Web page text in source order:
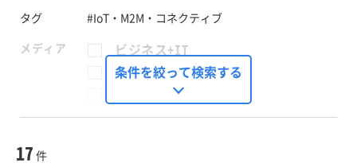
タグ
#IoT・M2M・コネクティブ
メディア
ビジネス+IT
FinTech Journal
Seizo Trend
条件を絞って検索する
17 件